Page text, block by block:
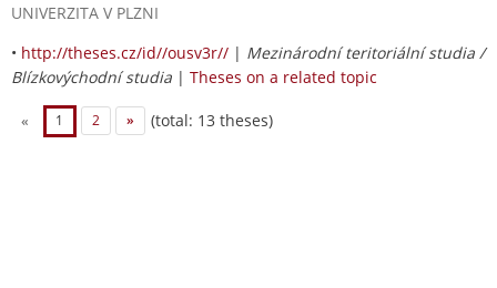
UNIVERZITA V PLZNI
• http://theses.cz/id//ousv3r// | Mezinárodní teritoriální studia /
Blízkovýchodní studia | Theses on a related topic
« 1 2 » (total: 13 theses)